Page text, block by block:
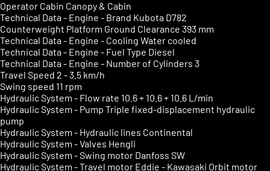
Operator Cabin Canopy & Cabin
Technical Data - Engine - Brand Kubota D782
Counterweight Platform Ground Clearance 393 mm
Technical Data - Engine - Cooling Water cooled
Technical Data - Engine - Fuel Type Diesel
Technical Data - Engine - Number of Cylinders 3
Travel Speed 2 - 3.5 km/h
Swing speed 11 rpm
Hydraulic System - Flow rate 10.6 + 10.6 + 10.6 L/min
Hydraulic System - Pump Triple fixed-displacement hydraulic
pump
Hydraulic System - Hydraulic lines Continental
Hydraulic System - Valves Hengli
Hydraulic System - Swing motor Danfoss SW
Hydraulic System - Travel motor Eddie - Kawasaki Orbit motor